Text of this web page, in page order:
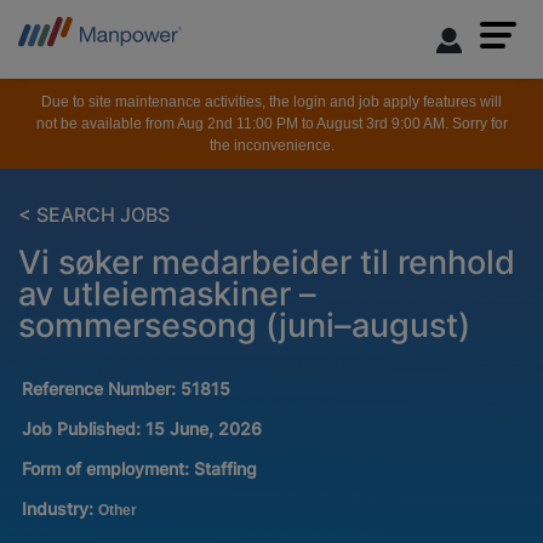
Due to site maintenance activities, the login and job apply features will
not be available from Aug 2nd 11:00 PM to August 3rd 9:00 AM. Sorry for
the inconvenience.
< SEARCH JOBS
Vi søker medarbeider til renhold
av utleiemaskiner –
sommersesong (juni–august)
Reference Number: 51815
Job Published: 15 June, 2026
Form of employment: Staffing
Industry: Other